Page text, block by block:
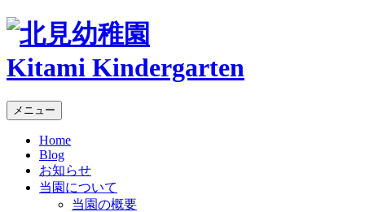
Kitami Kindergarten
メニュー
Home
Blog
お知らせ
当園について
当園の概要